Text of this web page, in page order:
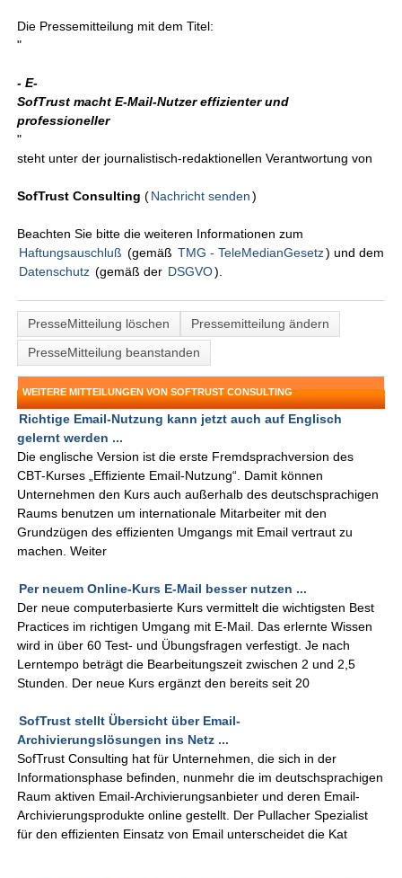
Die Pressemitteilung mit dem Titel:
"
- E-
SofTrust macht E-Mail-Nutzer effizienter und
professioneller
"
steht unter der journalistisch-redaktionellen Verantwortung von
SofTrust Consulting (Nachricht senden )
Beachten Sie bitte die weiteren Informationen zum
Haftungsauschluß (gemäß TMG - TeleMedianGesetz) und dem
Datenschutz (gemäß der DSGVO).
PresseMitteilung löschen
Pressemitteilung ändern
PresseMitteilung beanstanden
WEITERE MITTEILUNGEN VON SOFTRUST CONSULTING
Richtige Email-Nutzung kann jetzt auch auf Englisch
gelernt werden ...
Die englische Version ist die erste Fremdsprachversion des
CBT-Kurses „Effiziente Email-Nutzung“. Damit können
Unternehmen den Kurs auch außerhalb des deutschsprachigen
Raums benutzen um internationale Mitarbeiter mit den
Grundzügen des effizienten Umgangs mit Email vertraut zu
machen. Weiter
Per neuem Online-Kurs E-Mail besser nutzen ...
Der neue computerbasierte Kurs vermittelt die wichtigsten Best
Practices im richtigen Umgang mit E-Mail. Das erlernte Wissen
wird in über 60 Test- und Übungsfragen verfestigt. Je nach
Lerntempo beträgt die Bearbeitungszeit zwischen 2 und 2,5
Stunden. Der neue Kurs ergänzt den bereits seit 20
SofTrust stellt Übersicht über Email-
Archivierungslösungen ins Netz ...
SofTrust Consulting hat für Unternehmen, die sich in der
Informationsphase befinden, nunmehr die im deutschsprachigen
Raum aktiven Email-Archivierungsanbieter und deren Email-
Archivierungsprodukte online gestellt. Der Pullacher Spezialist
für den effizienten Einsatz von Email unterscheidet die Kat